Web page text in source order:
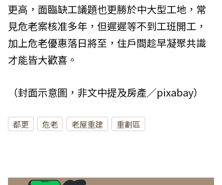
更高，面臨缺工議題也更勝於中大型工地，常
見危老案核准多年，但遲遲等不到工班開工，
加上危老優惠落日將至，住戶間趁早凝聚共識
才能皆大歡喜。
（封面示意圖，非文中提及房產／pixabay）
都更 危老 老屋重建 重劃區